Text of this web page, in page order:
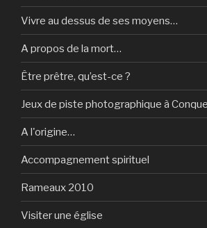
Vivre au dessus de ses moyens…
A propos de la mort…
Être prêtre, qu’est-ce ?
Jeux de piste photographique à
A l'origine…
Accompagnement spirituel
Rameaux 2010
Visiter une église